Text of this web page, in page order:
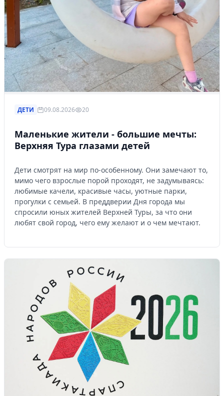
ДЕТИ 09.08.2026 20
Маленькие жители - большие мечты:
Верхняя Тура глазами детей
Дети смотрят на мир по-особенному. Они замечают то,
мимо чего взрослые порой проходят, не задумываясь:
любимые качели, красивые часы, уютные парки,
прогулки с семьей. В преддверии Дня города мы
спросили юных жителей Верхней Туры, за что они
любят свой город, чего ему желают и о чем мечтают.